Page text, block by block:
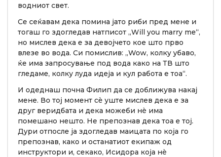
водниот свет.
Се сеќавам дека помина јато риби пред мене и
тогаш го здогледав натписот „Will you marry me“,
но мислев дека е за девојчето кое што прво
влезе во вода. Си помислив: „Wow, колку убаво,
ќе има запросување под вода како на ТВ што
гледаме, колку луда идеја и кул работа е тоа“.
И одеднаш почна Филип да се доближува накај
мене. Во тој момент сè уште мислев дека е за
друг веридбата и дека можеби нè има
помешано нешто. Не препознав дека тоа е тој.
Дури отпосле ја здогледав маицата по која го
препознав, како и останатиот екипаж од
инструктори и, секако, Исидора која нè